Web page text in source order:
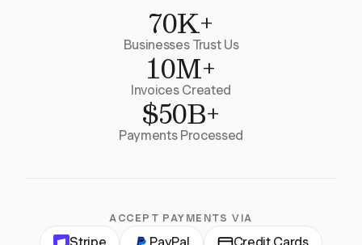
70K+
Businesses Trust Us
10M+
Invoices Created
$50B+
Payments Processed
ACCEPT PAYMENTS VIA